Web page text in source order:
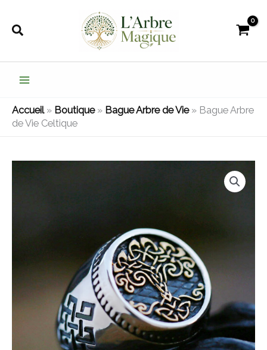
Rechercher
Accueil» Boutique» Bague Arbre de Vie» Bague Arbre
de Vie Celtique
de